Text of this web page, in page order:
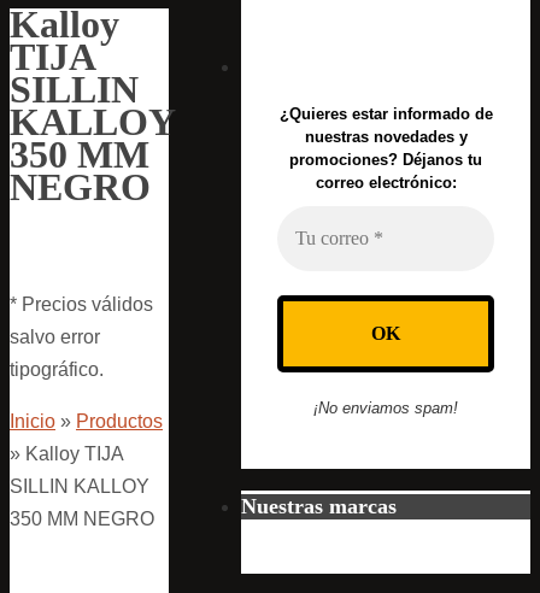
Kalloy
TIJA
SILLIN
KALLOY
350 MM
NEGRO
* Precios válidos
salvo error
tipográfico.
Inicio » Productos
» Kalloy TIJA
SILLIN KALLOY
350 MM NEGRO
¿Quieres estar informado de
nuestras novedades y
promociones? Déjanos tu
correo electrónico:
¡No enviamos spam!
Nuestras marcas